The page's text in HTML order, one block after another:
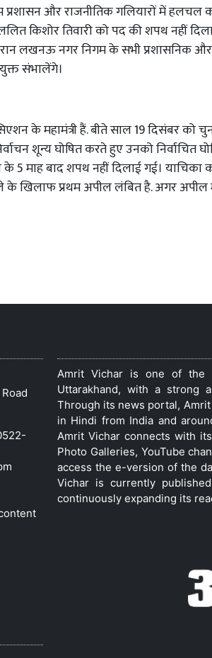
और राजनीतिक गलियारों में हलचल
किशोर तिवारी को पद की शपथ नहीं
लखनऊ नगर निगम के सभी प्रशासनिक और
संभालेंगे।
के महामंत्री हैं. बीते साल 19 दिसंबर को
शून्य घोषित करते हुए उनको निर्वाचित
माह बाद शपथ नहीं दिलाई गई। याचिका
खिलाफ प्रथम अपील लंबित है. अगर अपील
Amrit Vichar is one of the
Uttarakhand, with a strong
Through its news portal,
in Hindi from India and
Amrit Vichar connects with
Photo Galleries, YouTube
access the e-version of the
Vichar is currently
continuously expanding its